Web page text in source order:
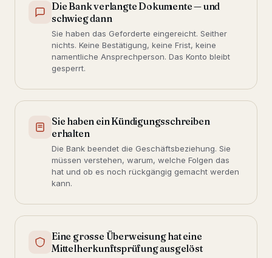
Die Bank verlangte Dokumente — und
schwieg dann
Sie haben das Geforderte eingereicht. Seither
nichts. Keine Bestätigung, keine Frist, keine
namentliche Ansprechperson. Das Konto bleibt
gesperrt.
Sie haben ein Kündigungsschreiben
erhalten
Die Bank beendet die Geschäftsbeziehung. Sie
müssen verstehen, warum, welche Folgen das
hat und ob es noch rückgängig gemacht werden
kann.
Eine grosse Überweisung hat eine
Mittelherkunftsprüfung ausgelöst